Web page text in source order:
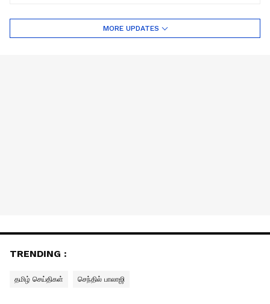
MORE UPDATES
TRENDING :
தமிழ் செய்திகள் செந்தில் பாலாஜி